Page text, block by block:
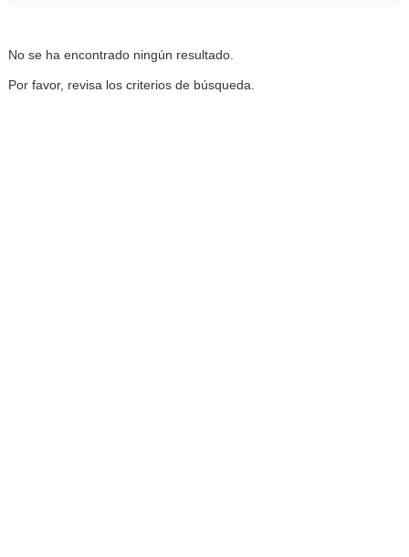
No se ha encontrado ningún resultado.
Por favor, revisa los criterios de búsqueda.